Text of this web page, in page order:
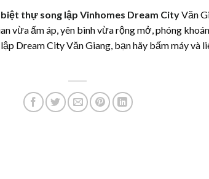
biệt thự song lập Vinhomes Dream CityVăn
vừa ấm áp, yên bình vừa rộng mở, phóng
Dream City Văn Giang, bạn hãy bấm máy và